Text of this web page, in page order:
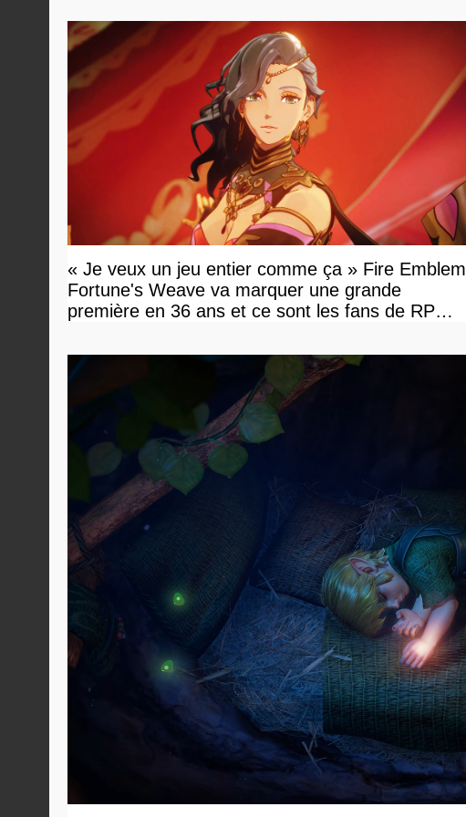
« Je veux un jeu entier comme ça » Fire Emblem
Fortune's Weave va marquer une grande
première en 36 ans et ce sont les fans de RPG